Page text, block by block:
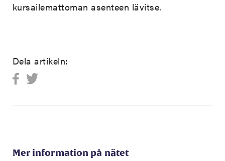
kursailemattoman asenteen lävitse.
Dela artikeln:
Mer information på nätet